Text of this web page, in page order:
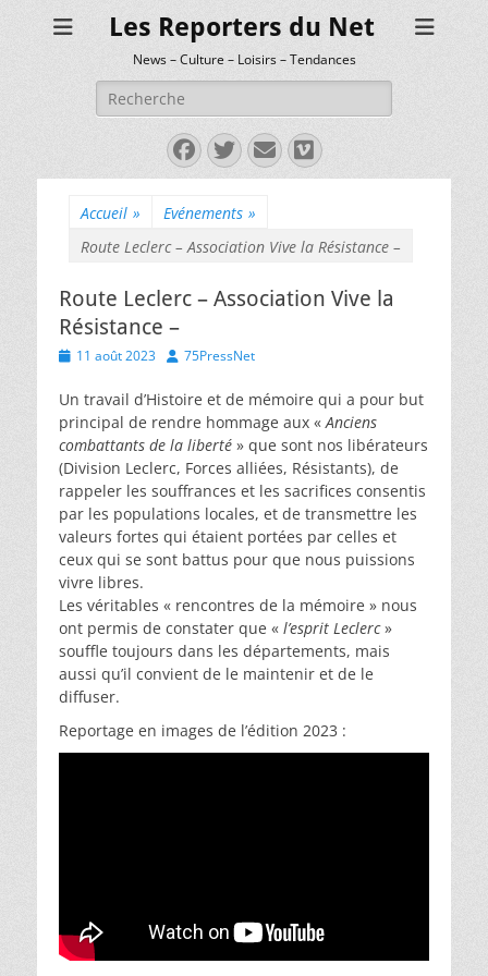
Les Reporters du Net
News – Culture – Loisirs – Tendances
Rechercher :
Facebook
Twitter
E-
mail
Vimeo
Accueil » Evénements »
Route Leclerc – Association Vive la Résistance –
Route Leclerc – Association Vive la
Résistance –
Posted11 août 2023 Author
75PressNet
Un travail d’Histoire et de mémoire qui a pour but
principal de rendre hommage aux «Anciens
combattants de la liberté » que sont nos libérateurs
(Division Leclerc, Forces alliées, Résistants), de
rappeler les souffrances et les sacrifices consentis
par les populations locales, et de transmettre les
valeurs fortes qui étaient portées par celles et
ceux qui se sont battus pour que nous puissions
vivre libres.
Les véritables « rencontres de la mémoire » nous
ont permis de constater que « l’esprit Leclerc»
souffle toujours dans les départements, mais
aussi qu’il convient de le maintenir et de le
diffuser.
Reportage en images de l’édition 2023 :